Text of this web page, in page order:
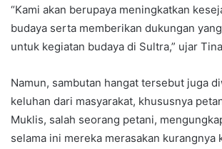
“Kami akan berupaya meningkatkan
budaya serta memberikan dukungan
untuk kegiatan budaya di Sultra,” ujar
Namun, sambutan hangat tersebut juga
keluhan dari masyarakat, khususnya
Muklis, salah seorang petani,
selama ini mereka merasakan kurangnya